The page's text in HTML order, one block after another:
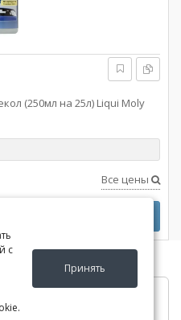
(250мл на 25л) Liqui Moly
Все цены
ещё
с
Принять